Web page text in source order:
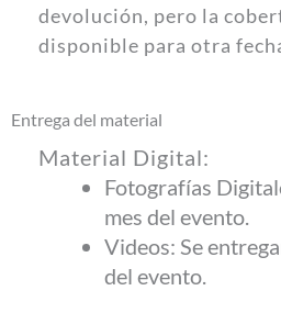
devolución, pero la
disponible para otra
Entrega del material
Material Digital:
Fotografías
mes del evento.
Videos: Se
del evento.